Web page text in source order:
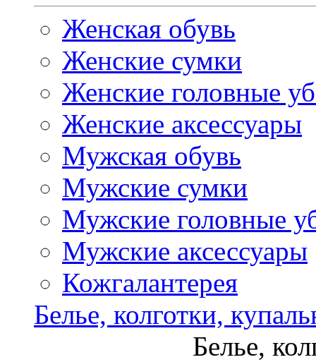
Женская обувь
Женские сумки
Женские головные
Женские аксессуары
Мужская обувь
Мужские сумки
Мужские головные
Мужские аксессуары
Кожгалантерея
Белье, колготки,
Белье,